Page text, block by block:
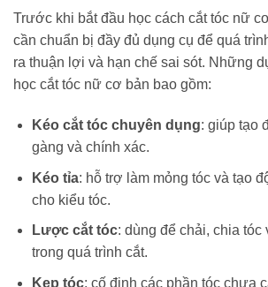
Trước khi bắt đầu học cách cắt tóc nữ
cần chuẩn bị đầy đủ dụng cụ để quá
ra thuận lợi và hạn chế sai sót. Những
học cắt tóc nữ cơ bản bao gồm:
Kéo cắt tóc chuyên dụng: giúp tạo
gàng và chính xác.
Kéo tỉa: hỗ trợ làm mỏng tóc và tạo
cho kiểu tóc.
Lược cắt tóc: dùng để chải, chia tóc
trong quá trình cắt.
Kẹp tóc: cố định các phần tóc chưa